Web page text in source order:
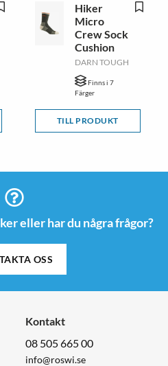
Hiker
Micro
Crew Sock
Cushion
DARN TOUGH
Finns i 7
Färger
TILL PRODUKT
eller har du några frågor?
OSS
Kontakt
08 505 665 00
info@roswi.se